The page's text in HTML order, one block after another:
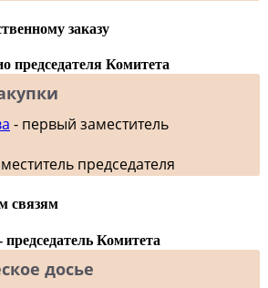
заказу
председателя Комитета
- первый заместитель
председателя
связям
председатель Комитета
досье